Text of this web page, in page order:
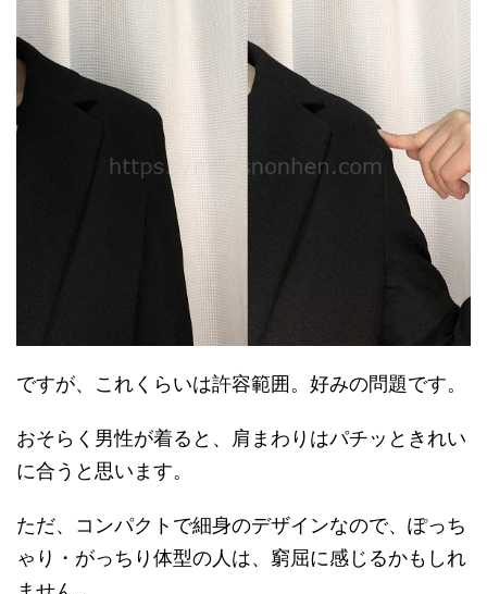
ですが、これくらいは許容範囲。好みの問題です。
おそらく男性が着ると、肩まわりはパチッときれい
に合うと思います。
ただ、コンパクトで細身のデザインなので、ぽっち
ゃり・がっちり体型の人は、窮屈に感じるかもしれ